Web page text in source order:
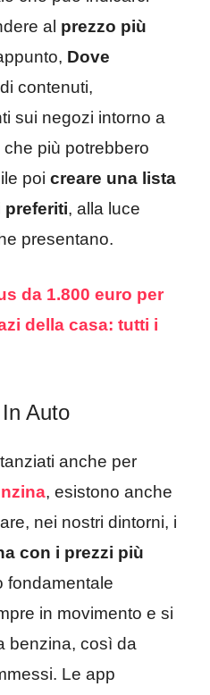
al prezzo più
Dove
contenuti,
sui negozi intorno a
più potrebbero
poi creare una lista
preferiti, alla luce
presentano.
da 1.800 euro per
della casa: tutti i
Auto
anche per
, esistono anche
nei nostri dintorni, i
con i prezzi più
fondamentale
in movimento e si
benzina, così da
Le app